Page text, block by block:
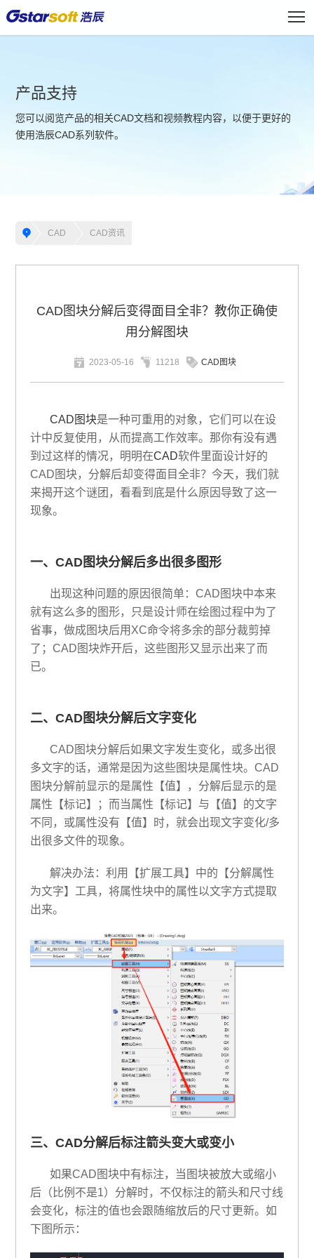
产品支持
您可以阅览产品的相关CAD文档和视频教程内容，以便于更好的
使用浩辰CAD系列软件。
CAD CAD资讯
CAD图块分解后变得面目全非？教你正确使
用分解图块
2023-05-16 11218 CAD图块
CAD图块是一种可重用的对象，它们可以在设
计中反复使用，从而提高工作效率。那你有没有遇
到过这样的情况，明明在CAD软件里面设计好的
CAD图块，分解后却变得面目全非？今天，我们就
来揭开这个谜团，看看到底是什么原因导致了这一
现象。
一、CAD图块分解后多出很多图形
出现这种问题的原因很简单：CAD图块中本来
就有这么多的图形，只是设计师在绘图过程中为了
省事，做成图块后用XC命令将多余的部分裁剪掉
了；CAD图块炸开后，这些图形又显示出来了而
已。
二、CAD图块分解后文字变化
CAD图块分解后如果文字发生变化，或多出很
多文字的话，通常是因为这些图块是属性块。CAD
图块分解前显示的是属性【值】，分解后显示的是
属性【标记】；而当属性【标记】与【值】的文字
不同，或属性没有【值】时，就会出现文字变化/多
出很多文件的现象。
解决办法：利用【扩展工具】中的【分解属性
为文字】工具，将属性块中的属性以文字方式提取
出来。
三、CAD分解后标注箭头变大或变小
如果CAD图块中有标注，当图块被放大或缩小
后（比例不是1）分解时，不仅标注的箭头和尺寸线
会变化，标注的值也会跟随缩放后的尺寸更新。如
下图所示：